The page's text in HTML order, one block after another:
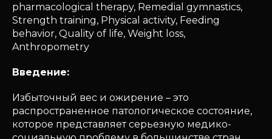
pharmacological therapy, Remedial gymnastics,
Strength training, Physical activity, Feeding
behavior, Quality of life, Weight loss,
Anthropometry
Введение:
Избыточный вес и ожирение – это
распространенное патологическое состояние,
которое представляет серьезную медико-